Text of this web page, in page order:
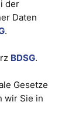
der
Daten
.
BDSG.
Gesetze
wir Sie in